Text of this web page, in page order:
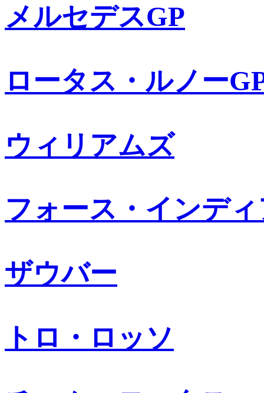
メルセデスGP
ロータス・ルノー
ウィリアムズ
フォース・インデ
ザウバー
トロ・ロッソ